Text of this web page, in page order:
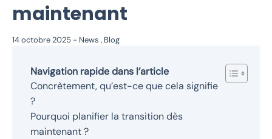
maintenant
14 octobre 2025 - News , Blog
Navigation rapide dans l’article
Concrètement, qu’est-ce que cela signifie
?
Pourquoi planifier la transition dès
maintenant ?